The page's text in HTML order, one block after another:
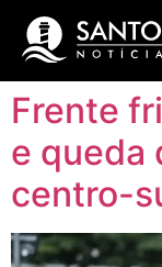
Frente
e queda
centro-